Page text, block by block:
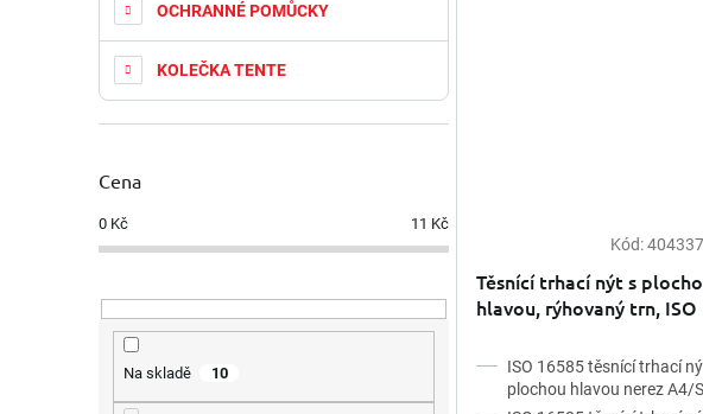
OCHRANNÉ POMŮCKY
KOLEČKA TENTE
Cena
0 Kč 11 Kč
Na skladě 10
Kód:
Těsnící trhací nýt s
hlavou, rýhovaný trn, ISO
ISO 16585 těsnící trhací
plochou hlavou nerez A4/